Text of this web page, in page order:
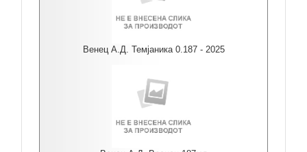
Венец А.Д. Темјаника 0.187 - 2025